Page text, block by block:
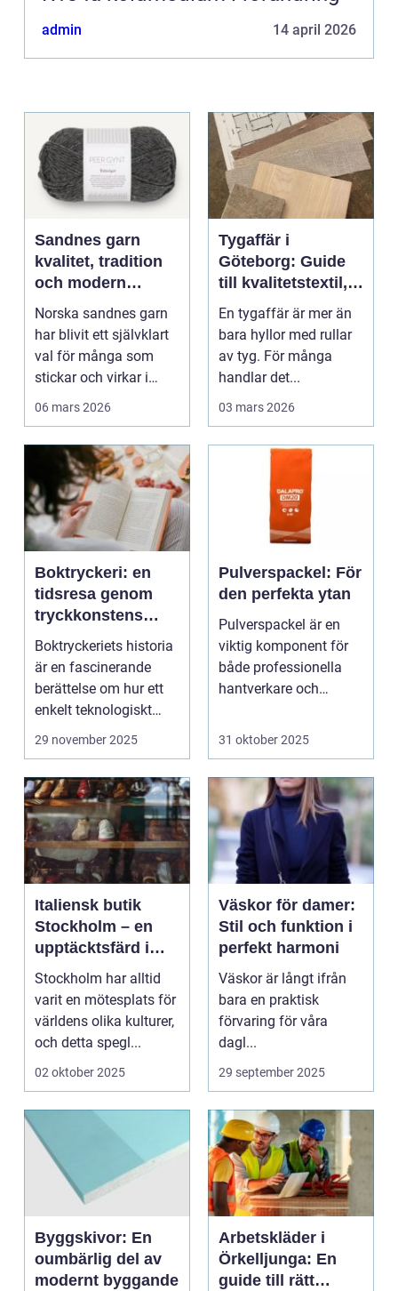
admin 14 april 2026
Sandnes garn
kvalitet, tradition
och modern
stickglädje
Norska sandnes garn
har blivit ett självklart
val för många som
stickar och virkar i
Sverige. Kombin...
06 mars 2026
Tygaffär i
Göteborg: Guide
till kvalitetstextil,
sömnad och
inredning
En tygaffär är mer än
bara hyllor med rullar
av tyg. För många
handlar det...
03 mars 2026
Boktryckeri: en
tidsresa genom
tryckkonstens
värld
Boktryckeriets historia
är en fascinerande
berättelse om hur ett
enkelt teknologiskt
genom...
29 november 2025
Pulverspackel: För
den perfekta ytan
Pulverspackel är en
viktig komponent för
både professionella
hantverkare och
31 oktober 2025
Italiensk butik
Stockholm – en
upptäcktsfärd i
kvalitet och
hantverk
Stockholm har alltid
varit en mötesplats för
världens olika kulturer,
och detta spegl...
02 oktober 2025
Väskor för damer:
Stil och funktion i
perfekt harmoni
Väskor är långt ifrån
bara en praktisk
förvaring för våra
dagl...
29 september 2025
Byggskivor: En
oumbärlig del av
modernt byggande
Arbetskläder i
Örkelljunga: En
guide till rätt